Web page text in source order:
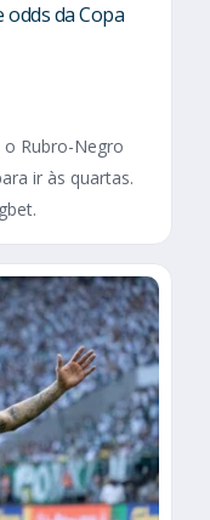
odds da Copa
Rubro-Negro
ir às quartas.